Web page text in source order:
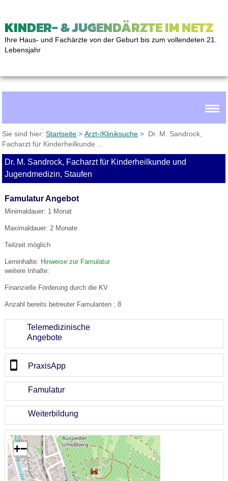
KINDER- & JUGENDÄRZTE IM NETZ
Ihre Haus- und Fachärzte von der Geburt bis zum vollendeten 21.
Lebensjahr
Sie sind hier:Startseite >Arzt-/Kliniksuche > Dr. M. Sandrock,
Facharzt für Kinderheilkunde ...
Dr. M. Sandrock, Facharzt für Kinderheilkunde und
Jugendmedizin, Staufen
Famulatur Angebot
Minimaldauer: 1 Monat
Maximaldauer: 2 Monate
Teilzeit möglich
Lerninhalte: Hinweise zur Famulatur
weitere Inhalte:
Finanzielle Förderung durch die KV
Anzahl bereits betreuter Famulanten : 8
Telemedizinische
Angebote
PraxisApp
Famulatur
Weiterbildung
+−